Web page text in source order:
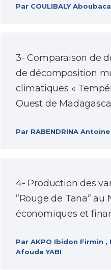
Par COULIBALY
3- Comparaison de
de décomposition
climatiques «
Ouest de
Par RABENDRINA
4- Production des
‘’Rouge de Tana‘’
économiques et
Par AKPO Ibidon Firmin
Afouda YABI